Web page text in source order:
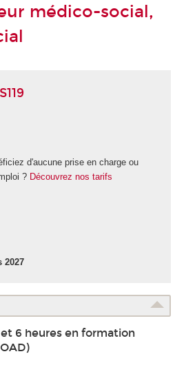
médico-social,
d'aucune prise en charge ou
? Découvrez nos tarifs
2027
6 heures en formation